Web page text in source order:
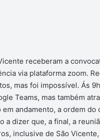
receberam a
via plataforma zoom.
mas foi impossível. Ás
Teams, mas também
andamento, a ordem do
dizer que, a final, a
inclusive de São